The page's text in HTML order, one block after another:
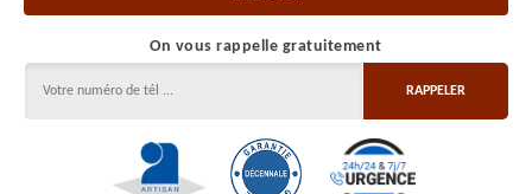
On vous rappelle gratuitement